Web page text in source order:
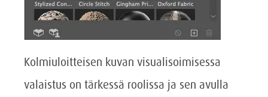
Kolmiuloitteisen kuvan visualisoimisessa
valaistus on tärkessä roolissa ja sen avulla